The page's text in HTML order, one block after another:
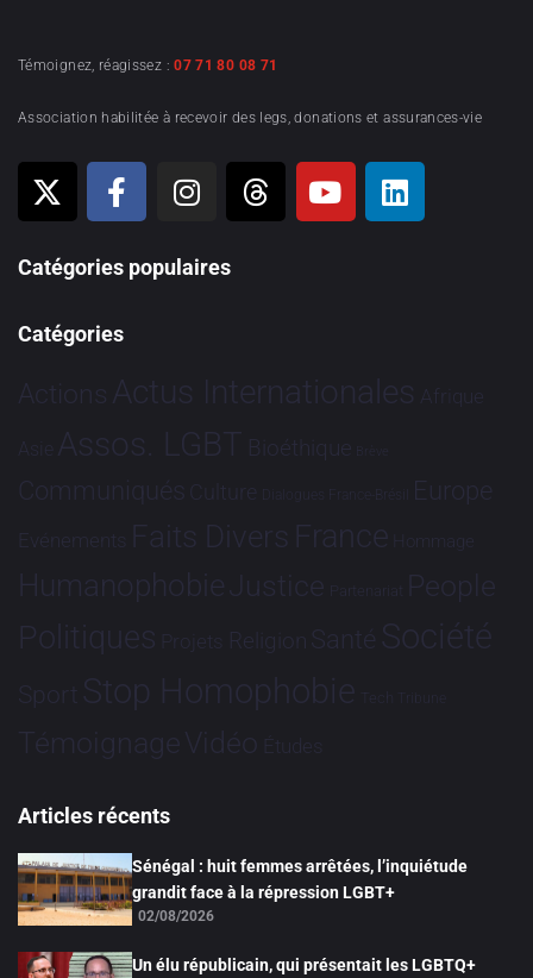
Témoignez, réagissez :07 71 80 08 71
Association habilitée à recevoir des legs, donations et assurances-vie
Catégories populaires
Catégories
Actions Actus Internationales Afrique
Asie Assos. LGBT Bioéthique Brève
Communiqués Culture Dialogues France-Brésil Europe
Evénements Faits Divers France Hommage
HumanophobieJustice Partenariat People
Politiques Projets Religion Santé Société
Sport Stop Homophobie Tech Tribune
TémoignageVidéo Études
Articles récents
Sénégal : huit femmes arrêtées, l’inquiétude
grandit face à la répression LGBT+
02/08/2026
Un élu républicain, qui présentait les LGBTQ+